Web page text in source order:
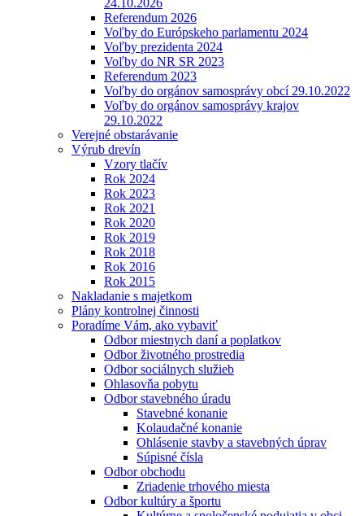
24.10.2026
Referendum 2026
Voľby do Európskeho parlamentu 2024
Voľby prezidenta 2024
Voľby do NR SR 2023
Referendum 2023
Voľby do orgánov samosprávy obcí 29.10.2022
Voľby do orgánov samosprávy krajov
29.10.2022
Verejné obstarávanie
Výrub drevín
Vzory tlačív
Rok 2024
Rok 2023
Rok 2021
Rok 2020
Rok 2019
Rok 2018
Rok 2016
Rok 2015
Nakladanie s majetkom
Plány kontrolnej činnosti
Poradíme Vám, ako vybaviť
Odbor miestnych daní a poplatkov
Odbor životného prostredia
Odbor sociálnych služieb
Ohlasovňa pobytu
Odbor stavebného úradu
Stavebné konanie
Kolaudačné konanie
Ohlásenie stavby a stavebných úprav
Súpisné čísla
Odbor obchodu
Zriadenie trhového miesta
Odbor kultúry a športu